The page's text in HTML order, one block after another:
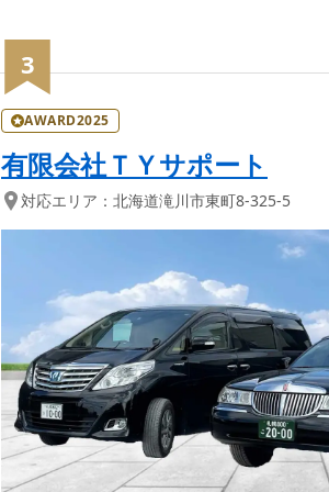
3
AWARD2025
有限会社ＴＹサポート
対応エリア： 北海道滝川市東町8-325-5